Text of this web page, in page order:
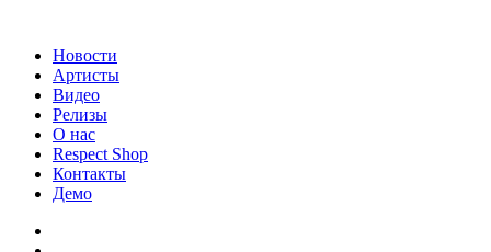
Новости
Артисты
Видео
Релизы
О нас
Respect Shop
Контакты
Демо